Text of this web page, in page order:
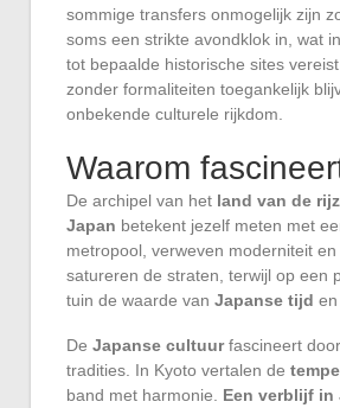
sommige transfers onmogelijk zijn
soms een strikte avondklok in, wat
tot bepaalde historische sites
zonder formaliteiten toegankelijk
onbekende culturele rijkdom.
Waarom
De archipel van het land van de
Japan betekent jezelf meten met
metropool, verweven moderniteit
satureren de straten, terwijl op een
tuin de waarde van Japanse tijd
De Japanse cultuurfascineert
tradities. In Kyoto vertalen de
band met harmonie. Een verblijf in